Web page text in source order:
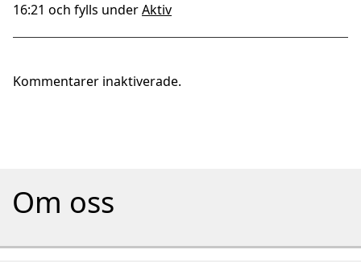
16:21 och fylls underAktiv
Kommentarer inaktiverade.
Om oss